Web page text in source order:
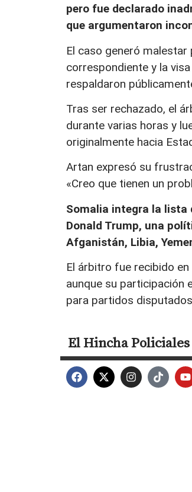
pero fue declarado
que argumentaron
El caso generó
correspondiente y la
respaldaron
Tras ser rechazado, el
durante varias horas y
originalmente hacia
Artan expresó su
«Creo que tienen un
Somalia integra la
Donald Trump, una
Afganistán, Libia,
El árbitro fue recibido
aunque su participación
para partidos
El HinchaPoliciales